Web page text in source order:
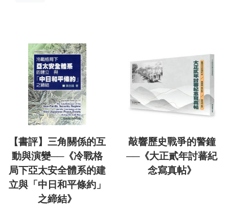
【書評】三角關係的互
動與演變──《冷戰格
局下亞太安全體系的建
立與「中日和平條約」
之締結》
敲響歷史戰爭的警鐘
──《大正貳年討蕃紀
念寫真帖》